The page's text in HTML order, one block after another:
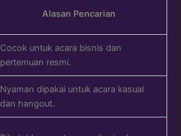
Alasan Pencarian
Cocok untuk acara bisnis dan
pertemuan resmi.
Nyaman dipakai untuk acara kasual
dan hangout.